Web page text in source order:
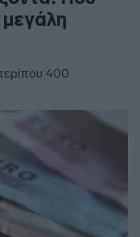
μεγάλη
400